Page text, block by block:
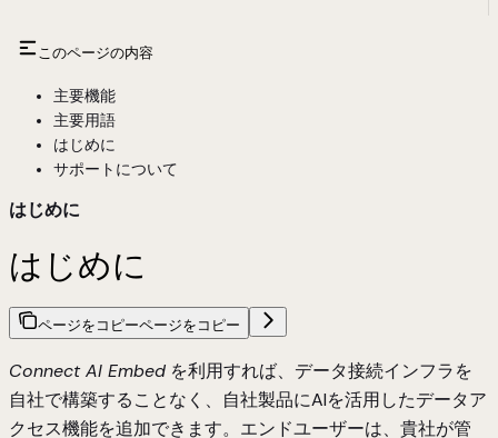
このページの内容
主要機能
主要用語
はじめに
サポートについて
はじめに
はじめに
ページをコピーページをコピー
Connect AI Embed を利用すれば、データ接続インフラを
自社で構築することなく、自社製品にAIを活用したデータア
クセス機能を追加できます。エンドユーザーは、貴社が管